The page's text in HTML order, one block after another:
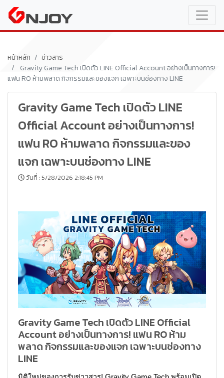
หน้าหลัก
ข่าวสาร
Gravity Game Tech เปิดตัว LINE Official Account อย่างเป็นทางการ!
แฟน RO ห้ามพลาด กิจกรรมและของแจก เฉพาะบนช่องทาง LINE
Gravity Game Tech เปิดตัว LINE
Official Account อย่างเป็นทางการ!
แฟน RO ห้ามพลาด กิจกรรมและของ
แจก เฉพาะบนช่องทาง LINE
วันที่ : 5/28/2026 2:18:45 PM
Gravity Game Tech เปิดตัว LINE Official
Account อย่างเป็นทางการ! แฟน RO ห้าม
พลาด กิจกรรมและของแจก เฉพาะบนช่องทาง
LINE